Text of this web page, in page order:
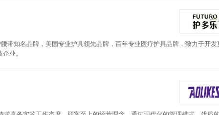
带知名品牌，美国专业护具领先品牌，百年专业医疗护具品牌，致力于开发
业。